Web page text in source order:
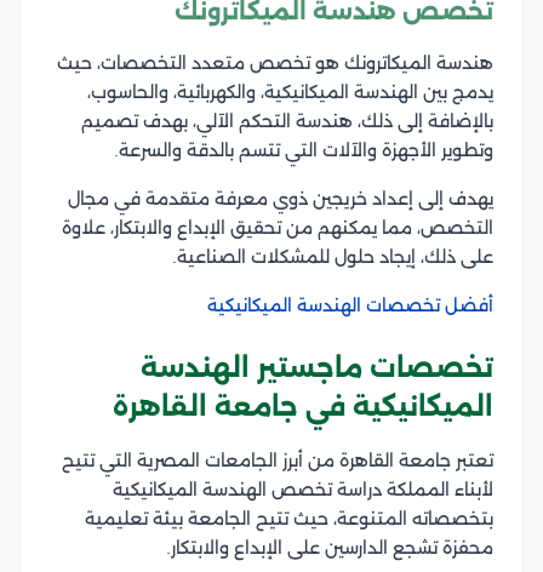
تخصص هندسة الميكاترونك
هندسة الميكاترونك هو تخصص متعدد التخصصات، حيث
يدمج بين الهندسة الميكانيكية، والكهربائية، والحاسوب،
بالإضافة إلى ذلك، هندسة التحكم الآلي، بهدف تصميم
وتطوير الأجهزة والآلات التي تتسم بالدقة والسرعة.
يهدف إلى إعداد خريجين ذوي معرفة متقدمة في مجال
التخصص، مما يمكنهم من تحقيق الإبداع والابتكار، علاوة
على ذلك، إيجاد حلول للمشكلات الصناعية.
أفضل تخصصات الهندسة الميكانيكية
تخصصات ماجستير الهندسة
الميكانيكية في جامعة القاهرة
تعتبر جامعة القاهرة من أبرز الجامعات المصرية التي تتيح
لأبناء المملكة دراسة تخصص الهندسة الميكانيكية
بتخصصاته المتنوعة، حيث تتيح الجامعة بيئة تعليمية
محفزة تشجع الدارسين على الإبداع والابتكار.